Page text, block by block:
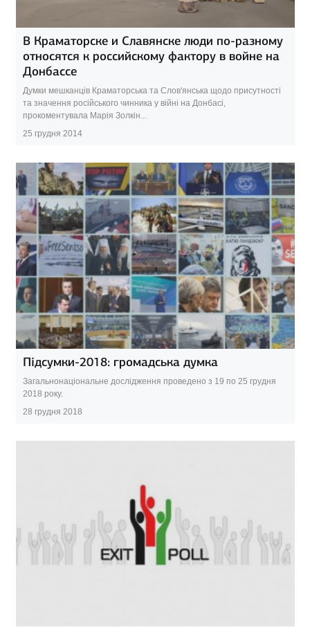
В Краматорске и Славянске люди по-разному
относятся к российскому фактору в войне на
Донбассе
Думки мешканців Краматорська та Слов'янська щодо присутності
та значення російського чинника у війні на Донбасі,
прокоментувала Марія Золкін...
25 грудня 2014
Підсумки-2018: громадська думка
Загальнонаціональне дослідження проведено з 19 по 25 грудня
2018 року.
28 грудня 2018